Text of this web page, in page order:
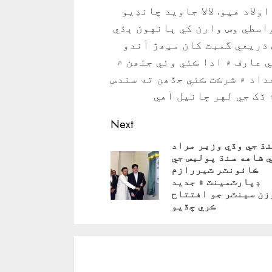
چانڊيو کي 3 ٻارن جو اولاد هيو. لالا جاويد چانڊيو
وس وارن کي ٻانهون ٻڌي
گمبٽ کان ميھڙ آندو
عارف ۾ ادا ڪئي وئي جنھن ۾
۾ شرڪت ڪئي جڏھن ته سندس
ڏک جي لهر ڇانيل آهي
Next
جي وڏي وزير مراد
شاهه سنڌ پوليس جي
ڪائونٽر ٽيررازم
ڊپارٽمينٽ ۾ جديد
سينٽر جو افتتاح
ڪري ڇڏيو